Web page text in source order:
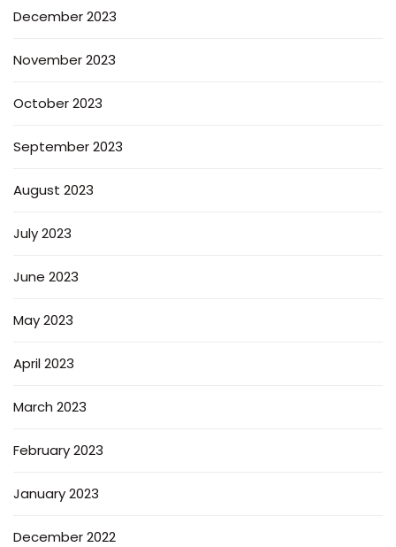
December 2023
November 2023
October 2023
September 2023
August 2023
July 2023
June 2023
May 2023
April 2023
March 2023
February 2023
January 2023
December 2022